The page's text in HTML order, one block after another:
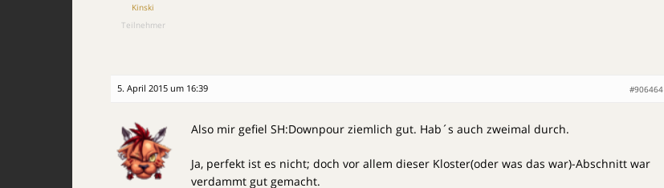
Kinski
Teilnehmer
5. April 2015 um 16:39 #906464
Also mir gefiel SH:Downpour ziemlich gut. Hab´s auch zweimal durch.
Ja, perfekt ist es nicht; doch vor allem dieser Kloster(oder was das war)-Abschnitt war
verdammt gut gemacht.